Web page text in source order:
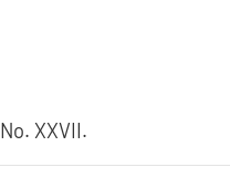
No. XXVII.